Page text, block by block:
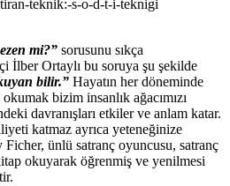
mi?” sorusunu sıkça
İlber Ortaylı bu soruya şu şekilde
bilir.” Hayatın her döneminde
bizim insanlık ağacımızı
davranışları etkiler ve anlam katar.
katmaz ayrıca yeteneğinize
ünlü satranç oyuncusu, satranç
okuyarak öğrenmiş ve yenilmesi